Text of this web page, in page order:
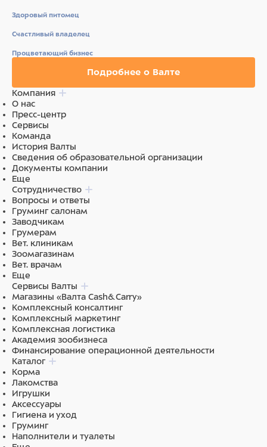
Здоровый питомец
Счастливый владелец
Процветающий бизнес
Подробнее о Валте
Компания
О нас
Пресс-центр
Сервисы
Команда
История Валты
Сведения об образовательной организации
Документы компании
Еще
Сотрудничество
Вопросы и ответы
Груминг салонам
Заводчикам
Грумерам
Вет. клиникам
Зоомагазинам
Вет. врачам
Еще
Сервисы Валты
Магазины «Валта Cash&Carry»
Комплексный консалтинг
Комплексный маркетинг
Комплексная логистика
Академия зообизнеса
Финансирование операционной деятельности
Каталог
Корма
Лакомства
Игрушки
Аксессуары
Гигиена и уход
Груминг
Наполнители и туалеты